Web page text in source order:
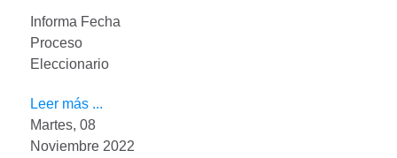
Informa Fecha
Proceso
Eleccionario
Leer más ...
Martes, 08
Noviembre 2022